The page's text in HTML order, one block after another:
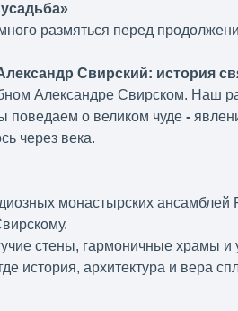
размяться перед
Свирский: история
Александре Свирском. Наш
поведаем о великом чуде -
через века.
монастырских ансамблей
стены, гармоничные храмы
история, архитектура и вера